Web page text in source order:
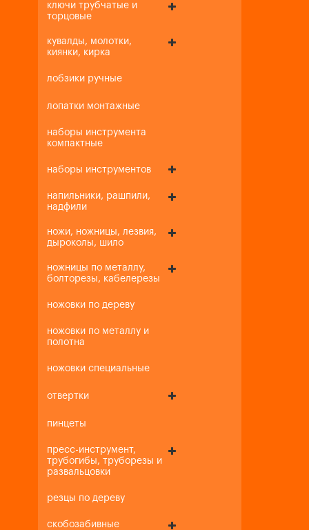
ключи трубчатые и
торцовые
кувалды, молотки,
киянки, кирка
лобзики ручные
лопатки монтажные
наборы инструмента
компактные
наборы инструментов
напильники, рашпили,
надфили
ножи, ножницы, лезвия,
дыроколы, шило
ножницы по металлу,
болторезы, кабелерезы
ножовки по дереву
ножовки по металлу и
полотна
ножовки специальные
отвертки
пинцеты
пресс-инструмент,
трубогибы, труборезы и
развальцовки
резцы по дереву
скобозабивные